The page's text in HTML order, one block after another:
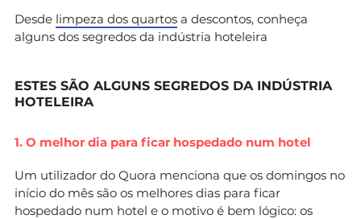
Desde limpeza dos quartos a descontos, conheça
alguns dos segredos da indústria hoteleira
ESTES SÃO ALGUNS SEGREDOS DA INDÚSTRIA
HOTELEIRA
1. O melhor dia para ficar hospedado num hotel
Um utilizador do Quora menciona que os domingos no
início do mês são os melhores dias para ficar
hospedado num hotel e o motivo é bem lógico: os